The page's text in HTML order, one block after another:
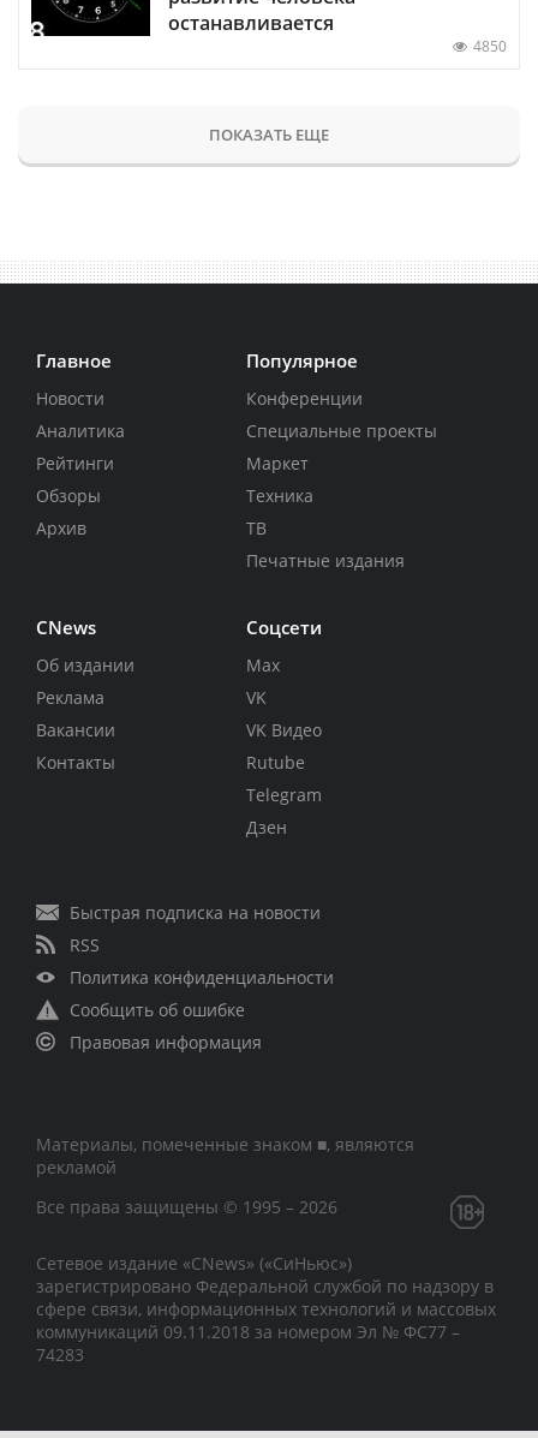
останавливается
4850
ПОКАЗАТЬ ЕЩЕ
Главное
Новости
Аналитика
Рейтинги
Обзоры
Архив
Популярное
Конференции
Специальные проекты
Маркет
Техника
ТВ
Печатные издания
CNews
Об издании
Реклама
Вакансии
Контакты
Соцсети
Max
VK
VK Видео
Rutube
Telegram
Дзен
Быстрая подписка на новости
RSS
Политика конфиденциальности
Сообщить об ошибке
Правовая информация
Материалы, помеченные знаком ■, являются
рекламой
Все права защищены © 1995 – 2026
Сетевое издание «CNews» («СиНьюс»)
зарегистрировано Федеральной службой по надзору в
сфере связи, информационных технологий и массовых
коммуникаций 09.11.2018 за номером Эл № ФС77 –
74283